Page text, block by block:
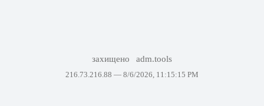
захищено adm.tools
216.73.216.88 — 8/6/2026, 11:15:15 PM